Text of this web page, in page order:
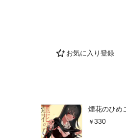
お気に入り登録
煙花のひめ
330